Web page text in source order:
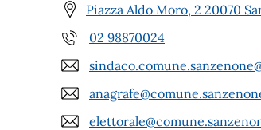
Piazza Aldo Moro, 2 20070
02 98870024